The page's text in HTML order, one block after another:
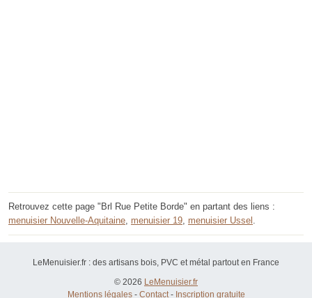
Retrouvez cette page "Brl Rue Petite Borde" en partant des liens :
menuisier Nouvelle-Aquitaine, menuisier 19, menuisier Ussel .
LeMenuisier.fr : des artisans bois, PVC et métal partout en France
© 2026 LeMenuisier.fr
Mentions légales- Contact- Inscription gratuite